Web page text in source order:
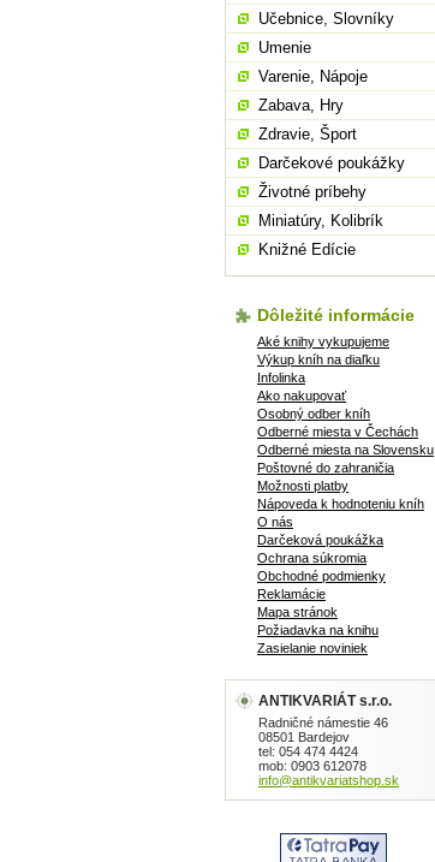
Učebnice, Slovníky
Umenie
Varenie, Nápoje
Zabava, Hry
Zdravie, Šport
Darčekové poukážky
Životné príbehy
Miniatúry, Kolibrík
Knižné Edície
Dôležité informácie
Aké knihy vykupujeme
Výkup kníh na diaľku
Infolinka
Ako nakupovať
Osobný odber kníh
Odberné miesta v Čechách
Odberné miesta na Slovensku
Poštovné do zahraničia
Možnosti platby
Nápoveda k hodnoteniu kníh
O nás
Darčeková poukážka
Ochrana súkromia
Obchodné podmienky
Reklamácie
Mapa stránok
Požiadavka na knihu
Zasielanie noviniek
ANTIKVARIÁT s.r.o.
Radničné námestie 46
08501 Bardejov
tel: 054 474 4424
mob: 0903 612078
info@antikvariatshop.sk